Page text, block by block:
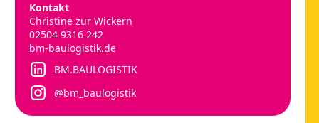
Kontakt
Christine zur Wickern
02504 9316 242
bm-baulogistik.de
BM.BAULOGISTIK
@bm_baulogistik